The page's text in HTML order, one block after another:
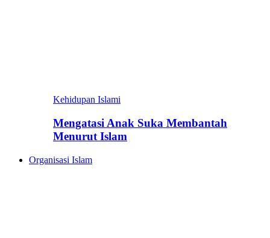
Kehidupan Islami
Mengatasi Anak Suka Membantah
Menurut Islam
Organisasi Islam